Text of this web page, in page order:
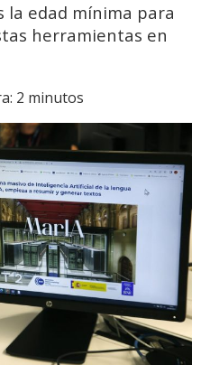
la edad mínima para
herramientas en
2 minutos